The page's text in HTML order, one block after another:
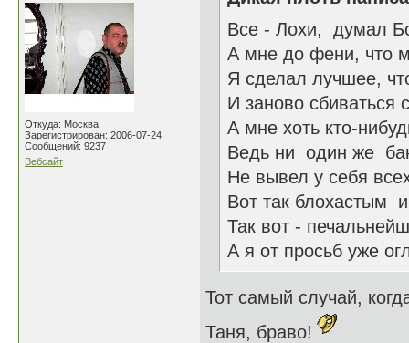
Откуда: Москва
Зарегистрирован: 2006-07-24
Сообщений: 9237
Вебсайт
Все - Лохи, думал
А мне до фени, что
Я сделал лучшее,
И заново сбиваться
А мне хоть кто-
Ведь ни один же
Не вывел у себя
Вот так блохастым
Так вот -
А я от просьб уже
Тот самый случай,
Таня, браво!